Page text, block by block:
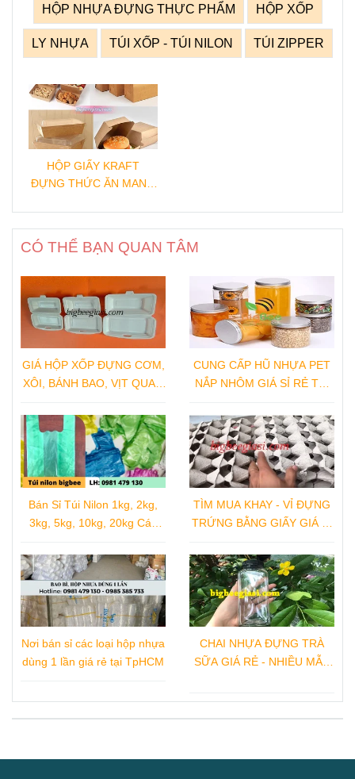
HỘP NHỰA ĐỰNG THỰC PHẨM HỘP XỐP
LY NHỰA TÚI XỐP - TÚI NILON TÚI ZIPPER
HỘP GIẤY KRAFT
ĐỰNG THỨC ĂN MANG
CÓ THỂ BẠN QUAN TÂM
GIÁ HỘP XỐP ĐỰNG CƠM,
XÔI, BÁNH BAO, VỊT QUAY,
XUẤT
CUNG CẤP HŨ NHỰA PET
NẮP NHÔM GIÁ SỈ RẺ TẠI
Bán Sỉ Túi Nilon 1kg, 2kg,
3kg, 5kg, 10kg, 20kg Các
TÌM MUA KHAY - VỈ ĐỰNG
TRỨNG BẰNG GIẤY GIÁ SỈ
Nơi bán sỉ các loại hộp nhựa
dùng 1 lần giá rẻ tại TpHCM
CHAI NHỰA ĐỰNG TRÀ
SỮA GIÁ RẺ - NHIỀU MẪU